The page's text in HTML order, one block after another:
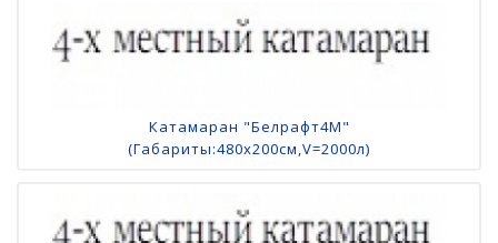
Катамаран "Белрафт4М"
(Габариты:480х200см,V=2000л)